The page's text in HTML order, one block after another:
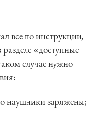
все по инструкции,
«доступные
случае нужно
наушники заряжены;